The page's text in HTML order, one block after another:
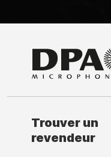
Trouver un
revendeur